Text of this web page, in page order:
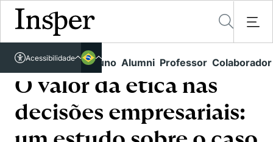
Links rápidos Aluno Alumni Professor Colaborador
Acessibilidade
Acessível em libras
Comunidade Transforme
O valor da ética nas
decisões empresariais: